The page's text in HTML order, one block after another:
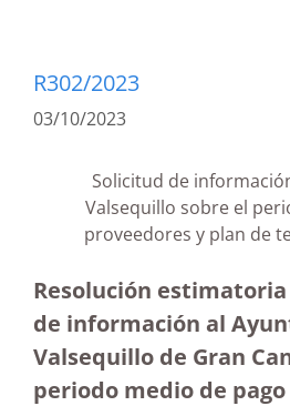
R302/2023
03/10/2023
Solicitud de
Valsequillo sobre el
proveedores y plan de
Resolución
de información al
Valsequillo de Gran
periodo medio de